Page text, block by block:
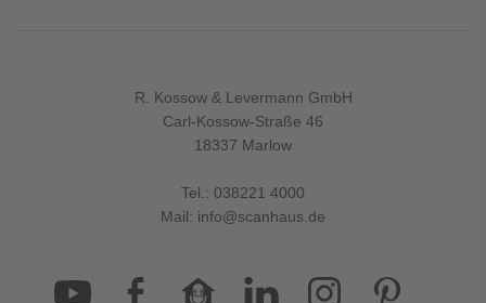
R. Kossow & Levermann GmbH
Carl-Kossow-Straße 46
18337 Marlow
Tel.: 038221 4000
Mail: info@scanhaus.de